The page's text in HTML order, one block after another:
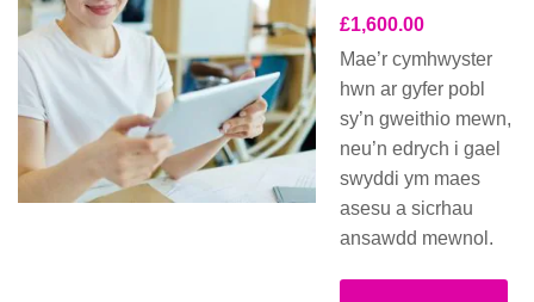
£1,600.00
Mae’r cymhwyster
hwn ar gyfer pobl
sy’n gweithio mewn,
neu’n edrych i gael
swyddi ym maes
asesu a sicrhau
ansawdd mewnol.